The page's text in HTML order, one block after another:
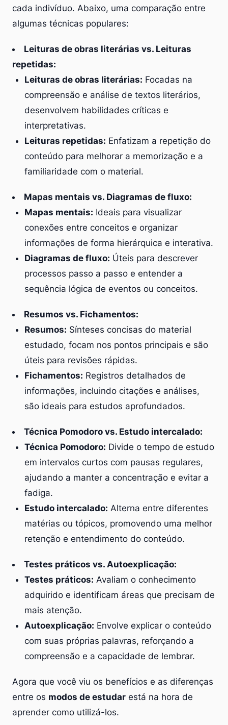
cada indivíduo. Abaixo, uma comparação entre
algumas técnicas populares:
Leituras de obras literárias vs. Leituras
repetidas:
Leituras de obras literárias: Focadas na
compreensão e análise de textos literários,
desenvolvem habilidades críticas e
interpretativas.
Leituras repetidas: Enfatizam a repetição do
conteúdo para melhorar a memorização e a
familiaridade com o material.
Mapas mentais vs. Diagramas de fluxo:
Mapas mentais: Ideais para visualizar
conexões entre conceitos e organizar
informações de forma hierárquica e interativa.
Diagramas de fluxo: Úteis para descrever
processos passo a passo e entender a
sequência lógica de eventos ou conceitos.
Resumos vs. Fichamentos:
Resumos: Sínteses concisas do material
estudado, focam nos pontos principais e são
úteis para revisões rápidas.
Fichamentos: Registros detalhados de
informações, incluindo citações e análises,
são ideais para estudos aprofundados.
Técnica Pomodoro vs. Estudo intercalado:
Técnica Pomodoro: Divide o tempo de estudo
em intervalos curtos com pausas regulares,
ajudando a manter a concentração e evitar a
fadiga.
Estudo intercalado: Alterna entre diferentes
matérias ou tópicos, promovendo uma melhor
retenção e entendimento do conteúdo.
Testes práticos vs. Autoexplicação:
Testes práticos: Avaliam o conhecimento
adquirido e identificam áreas que precisam de
mais atenção.
Autoexplicação: Envolve explicar o conteúdo
com suas próprias palavras, reforçando a
compreensão e a capacidade de lembrar.
Agora que você viu os benefícios e as diferenças
entre os modos de estudar está na hora de
aprender como utilizá-los.